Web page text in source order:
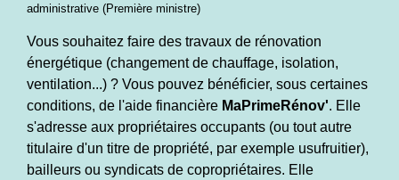
administrative (Première ministre)
Vous souhaitez faire des travaux de rénovation
énergétique (changement de chauffage, isolation,
ventilation...) ? Vous pouvez bénéficier, sous certaines
conditions, de l'aide financière MaPrimeRénov'. Elle
s'adresse aux propriétaires occupants (ou tout autre
titulaire d'un titre de propriété, par exemple usufruitier),
bailleurs ou syndicats de copropriétaires. Elle